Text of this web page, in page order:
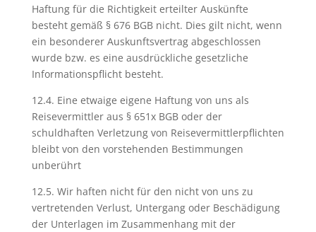
Haftung für die Richtigkeit erteilter Auskünfte
besteht gemäß § 676 BGB nicht. Dies gilt nicht, wenn
ein besonderer Auskunftsvertrag abgeschlossen
wurde bzw. es eine ausdrückliche gesetzliche
Informationspflicht besteht.
12.4. Eine etwaige eigene Haftung von uns als
Reisevermittler aus § 651x BGB oder der
schuldhaften Verletzung von Reisevermittlerpflichten
bleibt von den vorstehenden Bestimmungen
unberührt
12.5. Wir haften nicht für den nicht von uns zu
vertretenden Verlust, Untergang oder Beschädigung
der Unterlagen im Zusammenhang mit der